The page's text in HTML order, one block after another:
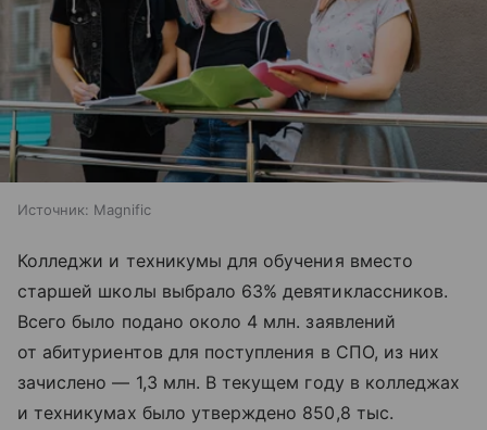
Источник: Magnific
Колледжи и техникумы для обучения вместо
старшей школы выбрало 63% девятиклассников.
Всего было подано около 4 млн. заявлений
от абитуриентов для поступления в СПО, из них
зачислено — 1,3 млн. В текущем году в колледжах
и техникумах было утверждено 850,8 тыс.